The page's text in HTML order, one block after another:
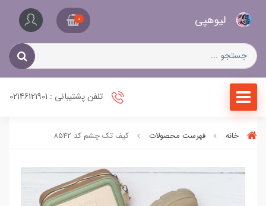
لیو‌هپی 0
تلفن پشتیبانی : 02146121901
خانه فهرست محصولات کیف تک چشم کد 8542